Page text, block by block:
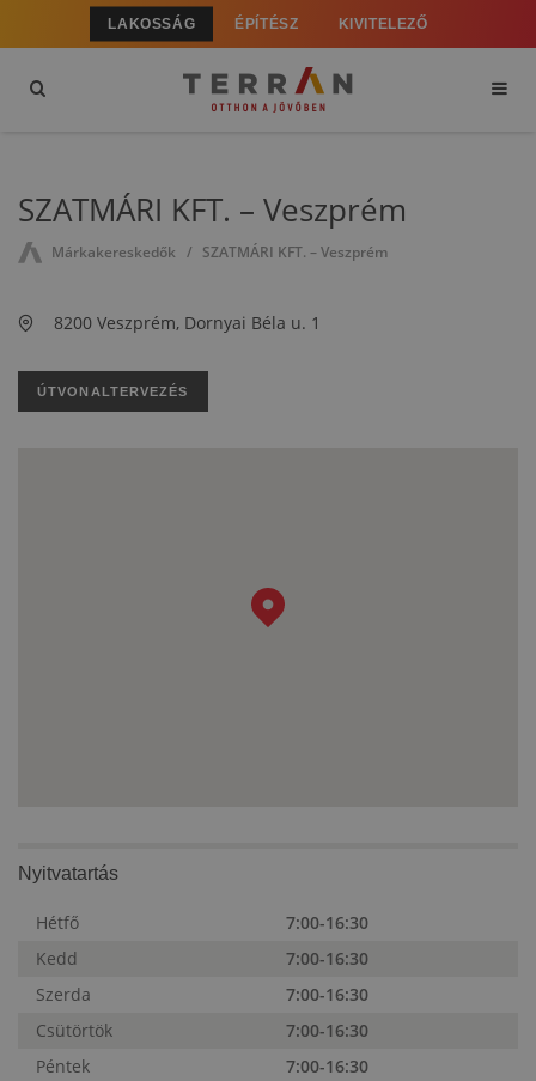
LAKOSSÁG ÉPÍTÉSZ KIVITELEZŐ
SZATMÁRI KFT. – Veszprém
Márkakereskedők SZATMÁRI KFT. – Veszprém
8200 Veszprém, Dornyai Béla u. 1
ÚTVONALTERVEZÉS
Nyitvatartás
Hétfő
7:00-16:30
Kedd
7:00-16:30
Szerda
7:00-16:30
Csütörtök
7:00-16:30
Péntek
7:00-16:30